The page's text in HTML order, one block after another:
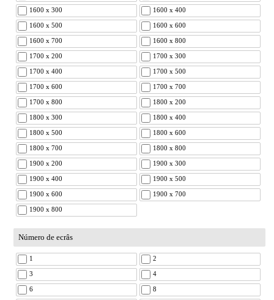
1600 x 300 1600 x 400
1600 x 500 1600 x 600
1600 x 700 1600 x 800
1700 x 200 1700 x 300
1700 x 400 1700 x 500
1700 x 600 1700 x 700
1700 x 800 1800 x 200
1800 x 300 1800 x 400
1800 x 500 1800 x 600
1800 x 700 1800 x 800
1900 x 200 1900 x 300
1900 x 400 1900 x 500
1900 x 600 1900 x 700
1900 x 800
Número de ecrâs
1 2
3 4
6 8